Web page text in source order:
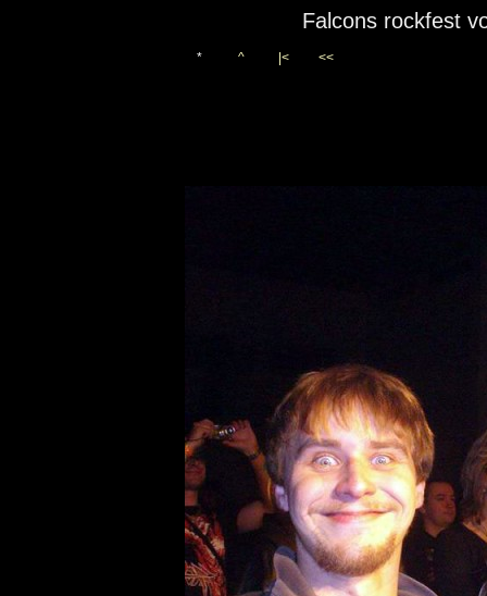
Falcons rockfest
* ^ |< <<